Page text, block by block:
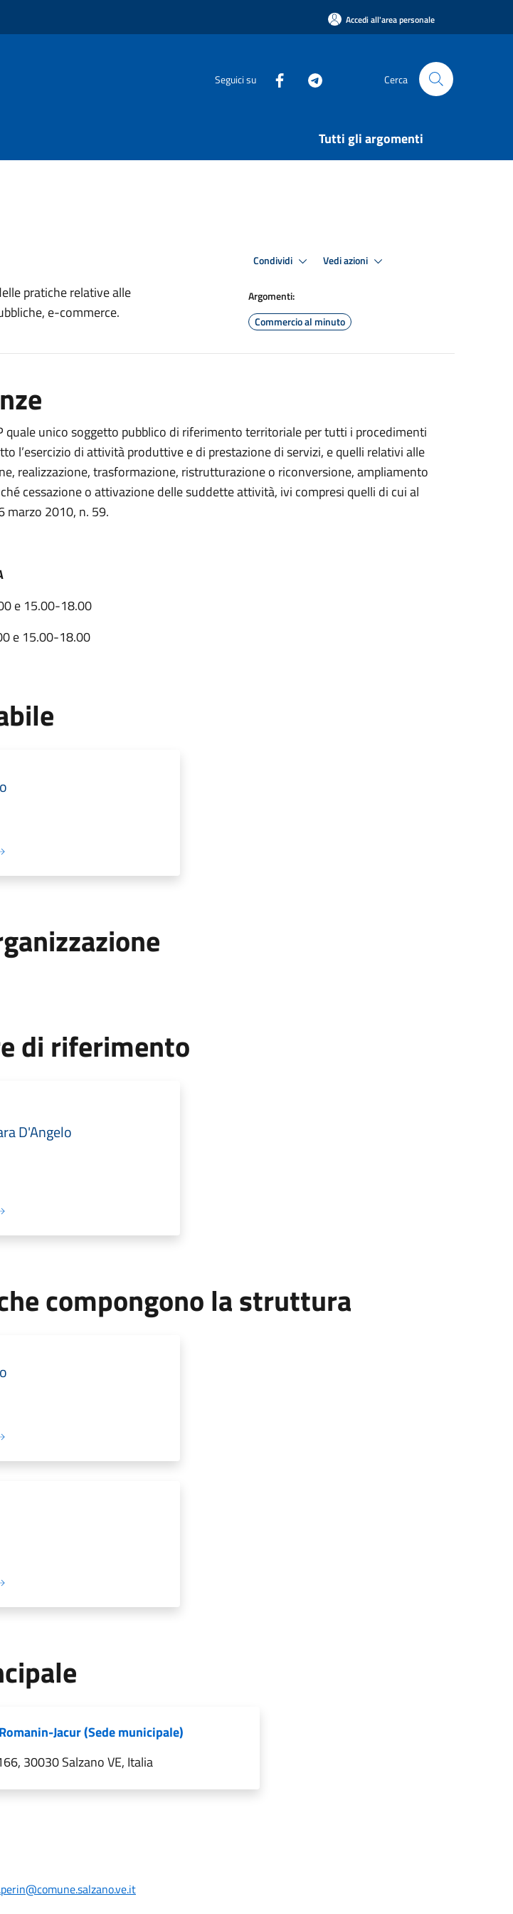
Accedi all'area personale
Seguici su Cerca
Tutti gli argomenti
pratiche relative alle
e-commerce.
Condividi Vedi azioni
Argomenti:
Commercio al minuto
quale unico soggetto pubblico di riferimento territoriale per tutti i procedimenti
l’esercizio di attività produttive e di prestazione di servizi, e quelli relativi alle
realizzazione, trasformazione, ristrutturazione o riconversione, ampliamento
cessazione o attivazione delle suddette attività, ivi compresi quelli di cui al
marzo 2010, n. 59.
e 15.00-18.00
e 15.00-18.00
di riferimento
D'Angelo
compongono la struttura
Jacur (Sede municipale)
30030 Salzano VE, Italia